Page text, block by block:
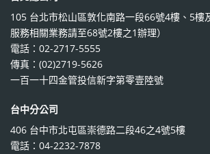
105 台北市松山區敦化南路一段66號4樓、5樓
服務相關業務請至68號2樓之1辦理）
電話：02-2717-5555
傳真：(02)2719-5626
一百一十四金管投信新字第零壹陸號
台中分公司
406 台中市北屯區崇德路二段46之4號5樓
電話：04-2232-7878